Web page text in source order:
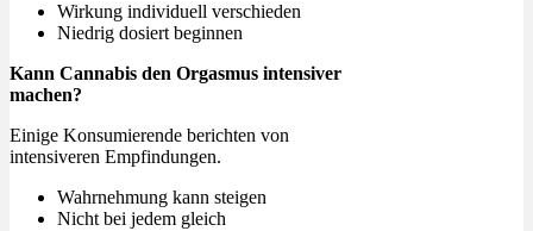
Wirkung individuell verschieden
Niedrig dosiert beginnen
Kann Cannabis den Orgasmus intensiver
machen?
Einige Konsumierende berichten von
intensiveren Empfindungen.
Wahrnehmung kann steigen
Nicht bei jedem gleich